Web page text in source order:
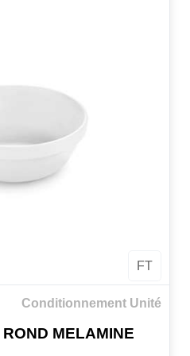
Produits
recommandés.
FT
Conditionnement Unité
MELAMINE